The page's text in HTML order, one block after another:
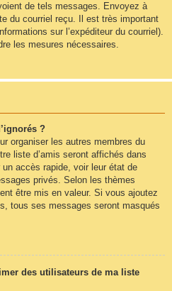
de tels messages. Envoyez à
du courriel reçu. Il est très important
sur l’expéditeur du courriel).
les mesures nécessaires.
?
organiser les autres membres du
liste d’amis seront affichés dans
un accès rapide, voir leur état de
privés. Selon les thèmes
être mis en valeur. Si vous ajoutez
tous ses messages seront masqués
des utilisateurs de ma liste